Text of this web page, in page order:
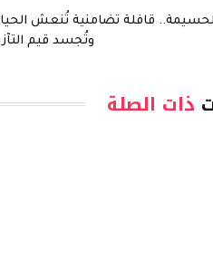
قافلة تضامنية تُنعش
وتُجسد قيم
ذات الصلة